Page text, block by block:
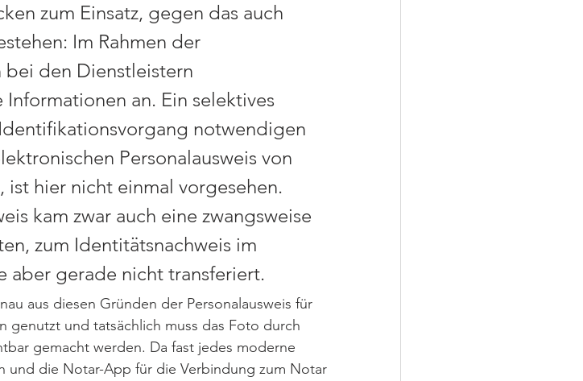
zum Einsatz, gegen das auch
Im Rahmen der
den Dienstleistern
an. Ein selektives
notwendigen
Personalausweis von
hier nicht einmal vorgesehen.
kam zwar auch eine zwangsweise
zum Identitätsnachweis im
aber gerade nicht transferiert.
aus diesen Gründen der Personalausweis für
und tatsächlich muss das Foto durch
gemacht werden. Da fast jedes moderne
und die Notar-App für die Verbindung zum Notar